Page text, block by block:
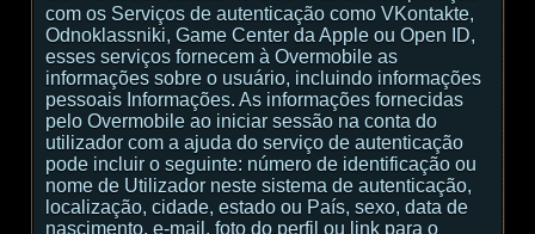
com os Serviços de autenticação como VKontakte,
Odnoklassniki, Game Center da Apple ou Open ID,
esses serviços fornecem à Overmobile as
informações sobre o usuário, incluindo informações
pessoais Informações. As informações fornecidas
pelo Overmobile ao iniciar sessão na conta do
utilizador com a ajuda do serviço de autenticação
pode incluir o seguinte: número de identificação ou
nome de Utilizador neste sistema de autenticação,
localização, cidade, estado ou País, sexo, data de
nascimento, e-mail, foto do perfil ou link para o